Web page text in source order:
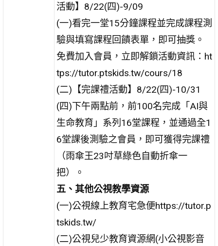
活動】8/22(四)-9/09
(一)看完一堂15分鐘課程並完成課程測
驗與填寫課程回饋表單，即可抽獎。
免費加入會員，立即解鎖活動資訊：ht
tps://tutor.ptskids.tw/cours/18
(二)【完課禮活動】8/22(四)-10/31
(四)下午兩點前，前100名完成「AI與
生命教育」系列16堂課程，並通過全1
6堂課後測驗之會員，即可獲得完課禮
（雨傘王23吋草綠色自動折傘一
把）。
五、其他公視教學資源
(一)公視線上教育宅急便https://tutor.p
tskids.tw/
(二)公視兒少教育資源網(小公視影音